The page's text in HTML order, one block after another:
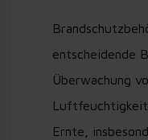
entscheidende
Überwachung
Luftfeuchtigkeit
Ernte,